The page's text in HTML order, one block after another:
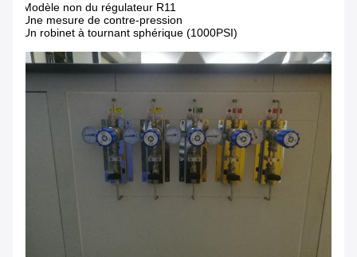
Modèle non du régulateur R11
Une mesure de contre-pression
Un robinet à tournant sphérique (1000PSI)